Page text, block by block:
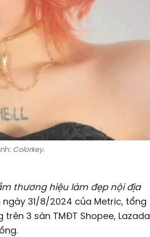
Colorkey.
thương hiệu làm đẹp nội địa
31/8/2024 của Metric, tổng
3 sàn TMĐT Shopee, Lazada
.